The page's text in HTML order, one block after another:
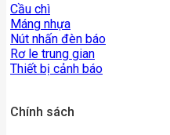
Cầu chì
Máng nhựa
Nút nhấn đèn báo
Rơ le trung gian
Thiết bị cảnh báo
Chính sách